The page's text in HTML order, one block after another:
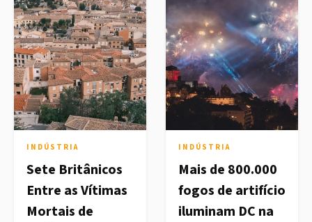
INDÚSTRIA
Sete Britânicos
Entre as Vítimas
Mortais de
INDÚSTRIA
Mais de 800.000
fogos de artifício
iluminam DC na